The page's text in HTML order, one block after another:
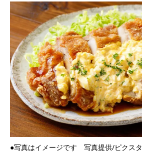
●写真はイメージです 写真提供/ピクスタ